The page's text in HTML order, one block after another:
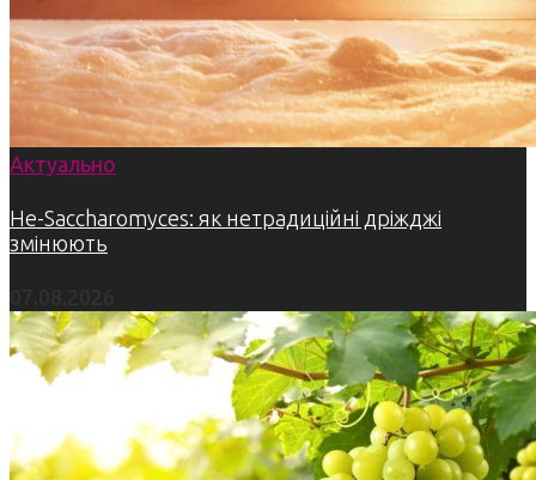
Актуально
Не-Saccharomyces: як нетрадиційні дріжджі
змінюють